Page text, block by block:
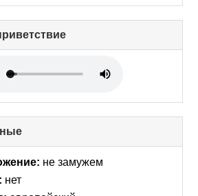
to
contents
to
collapseне замужем
нет